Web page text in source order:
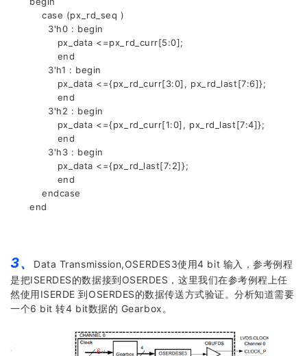
case (px_rd_seq )
3'h0 : begin
px_data <=px_rd_curr[5:0];
end
3'h1 : begin
px_data <={px_rd_curr[3:0], px_rd_last[7:6]};
end
3'h2 : begin
px_data <={px_rd_curr[1:0], px_rd_last[7:4]};
end
3'h3 : begin
px_data <={px_rd_last[7:2]};
end
endcase
end
3、
Data Transmission,OSERDES3使用4 bit 输入，参考例程
是把ISERDES的数据接到OSERDES，这里我们在参考例程上任
然使用ISERDE 到OSERDES的数据传送方式验证。分析知道需要
一个6 bit 转4 bit数据的 Gearbox。